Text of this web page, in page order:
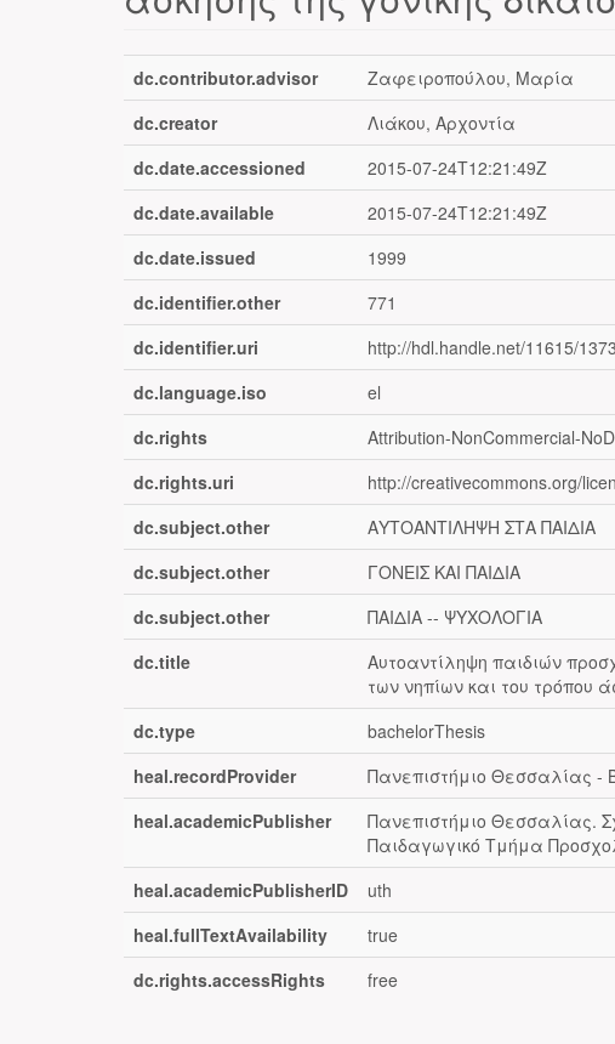
dc.contributor.advisor Ζαφειροπούλου, Μαρία
dc.creator
Λιάκου, Αρχοντία
dc.date.accessioned
2015-07-24T12:21:49Z
dc.date.available
2015-07-24T12:21:49Z
dc.date.issued
1999
dc.identifier.other
771
dc.identifier.uri
http://hdl.handle.net/11615/
dc.language.iso
el
dc.rights
Attribution-NonCommercial-
dc.rights.uri
http://creativecommons.org/
dc.subject.other
ΑΥΤΟΑΝΤΙΛΗΨΗ ΣΤΑ ΠΑΙΔΙΑ
dc.subject.other
ΓΟΝΕΙΣ ΚΑΙ ΠΑΙΔΙΑ
dc.subject.other
ΠΑΙΔΙΑ -- ΨΥΧΟΛΟΓΙΑ
dc.title
Αυτοαντίληψη παιδιών
των νηπίων και του τρόπου
dc.type bachelorThesis
heal.recordProvider
Πανεπιστήμιο Θεσσαλίας -
heal.academicPublisher
Πανεπιστήμιο Θεσσαλίας.
Παιδαγωγικό Τμήμα
heal.academicPublisherID uth
heal.fullTextAvailability
true
dc.rights.accessRights
free